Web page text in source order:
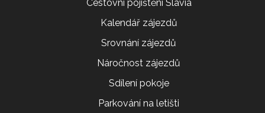
Cestovní pojištění Slavia
Kalendář zájezdů
Srovnání zájezdů
Náročnost zájezdů
Sdílení pokoje
Parkování na letišti